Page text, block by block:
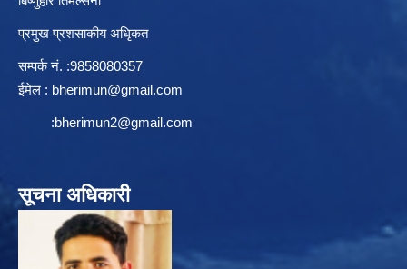
प्रमुख प्रशसाकीय अधिृकत
सम्पर्क न‌ं. :9858080357
ईमेल : bherimun@gmail.com
:bherimun2@gmail.com
सूचना अधिकारी